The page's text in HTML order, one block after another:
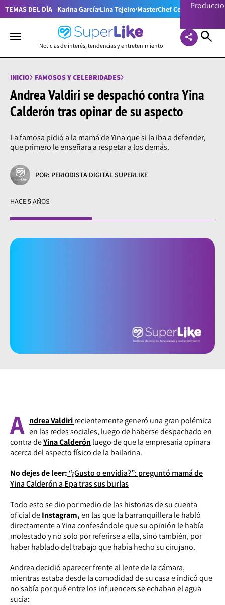
TEMAS DEL DÍA Karina García Lina Tejeiro MasterChef Celebrity
Noticias de interés, tendencias y entretenimiento
INICIO FAMOSOS Y CELEBRIDADES
Andrea Valdiri se despachó contra Yina
Calderón tras opinar de su aspecto
La famosa pidió a la mamá de Yina que si la iba a defender,
que primero le enseñara a respetar a los demás.
POR: PERIODISTA DIGITAL SUPERLIKE
HACE 5 AÑOS
A ndrea Valdirirecientemente generó una gran polémica
en las redes sociales, luego de haberse despachado en
contra deYina Calderónluego de que la empresaria opinara
acerca del aspecto físico de la bailarina.
No dejes de leer: “¿Gusto o envidia?”: preguntó mamá de
Yina Calderón a Epa tras sus burlas
Todo esto se dio por medio de las historias de su cuenta
oficial deInstagram,en las que la barranquillera le habló
directamente a Yina confesándole que su opinión le había
molestado y no solo por referirse a ella, sino también, por
haber hablado del trabajo que había hecho su cirujano.
Andrea decidió aparecer frente al lente de la cámara,
mientras estaba desde la comodidad de su casa e indicó que
no sabía por qué entre los influencers se echaban el agua
sucia: